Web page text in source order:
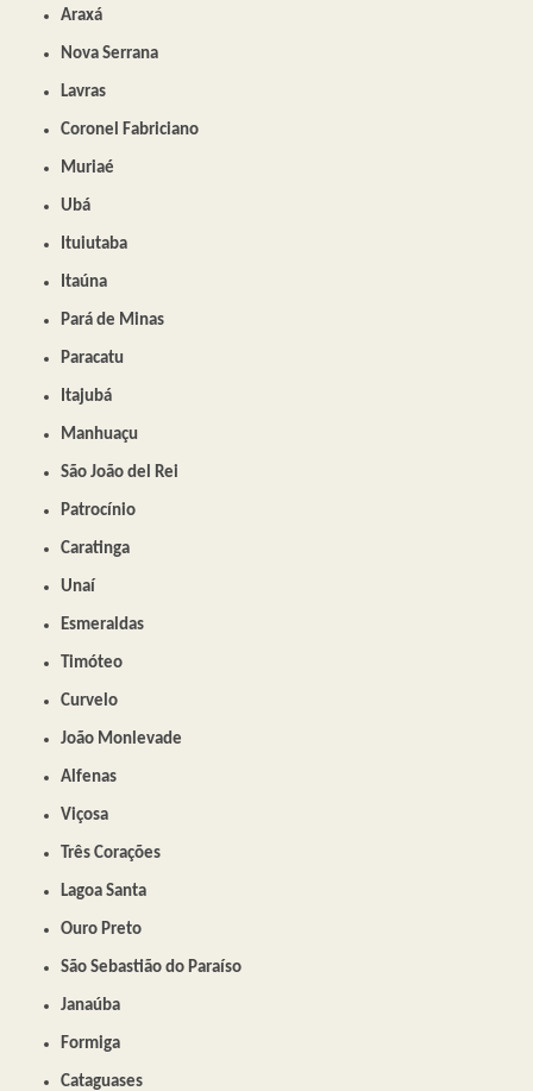
Araxá
Nova Serrana
Lavras
Coronel Fabriciano
Muriaé
Ubá
Ituiutaba
Itaúna
Pará de Minas
Paracatu
Itajubá
Manhuaçu
São João del Rei
Patrocínio
Caratinga
Unaí
Esmeraldas
Timóteo
Curvelo
João Monlevade
Alfenas
Viçosa
Três Corações
Lagoa Santa
Ouro Preto
São Sebastião do Paraíso
Janaúba
Formiga
Cataguases